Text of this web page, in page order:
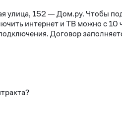
улица, 152 — Дом.ру. Чтобы
интернет и ТВ можно с
Договор